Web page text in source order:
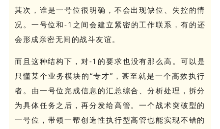
其次，谁是一号位很明确，不会出现缺位、失控的情
况。一号位和-1之间会建立紧密的工作联系，有的还
会形成亲密无间的战斗友谊。
而且这种结构下，对-1的要求也没有那么高。可以是
只懂某个业务模块的“专才”，甚至就是一个高效执行
者。由一号位完成信息的汇总综合、分析处理，拆分
为具体任务之后，再分发给高管。一个战术突破型的
一号位，带领一帮创造性执行型高管也能实现不错的